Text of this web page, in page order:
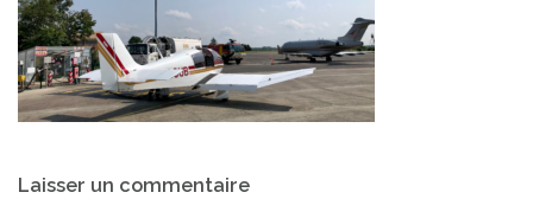
de
Laisser un commentaire